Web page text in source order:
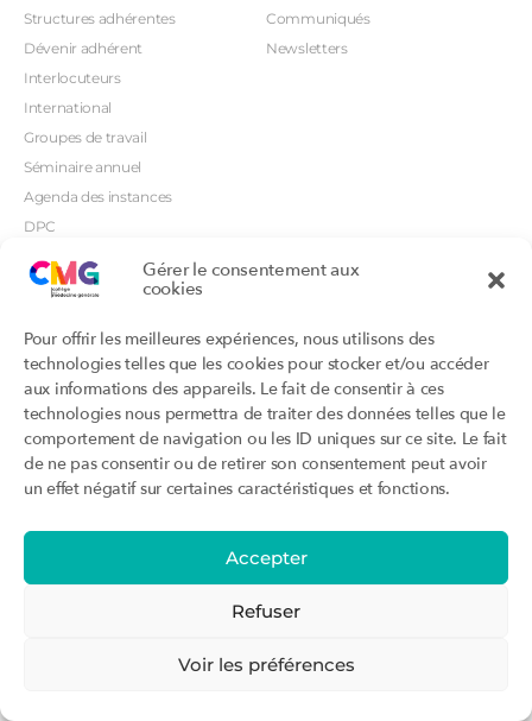
Gérer le consentement aux
cookies
Pour offrir les meilleures expériences, nous utilisons des
technologies telles que les cookies pour stocker et/ou accéder
aux informations des appareils. Le fait de consentir à ces
technologies nous permettra de traiter des données telles que le
comportement de navigation ou les ID uniques sur ce site. Le fait
de ne pas consentir ou de retirer son consentement peut avoir
un effet négatif sur certaines caractéristiques et fonctions.
Accepter
Refuser
Voir les préférences
Structures adhérentes
Dévenir adhérent
Interlocuteurs
International
Groupes de travail
Séminaire annuel
Agenda des instances
DPC
CSI
Orientations prioritaires
Communiqués
Newsletters
Productions
Productions du Collège
Productions des structures
adhérentes
Labellisation
Addictions et médecine générale
Et si c’était une maladie rare ?
Portails
Annuaire DU/DIU
Archimede.fr
Ebmfrance.net
Toutes les recos
Certificats-absurdes.fr
la contraception dite masculine
Activité « sommeil »
Évènements
CMGF 2025
CMGF - Editions précédentes
Agenda